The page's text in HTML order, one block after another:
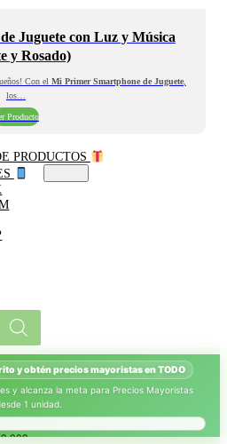
Juguete con Luz y Música
y Rosado)
Con el Mi Primer Smartphone de Juguete,
los…
Producto
PRODUCTOS
y obtén precios mayoristas en TODO
y alcanza la meta para Precios Mayoristas
1 unidad.
.